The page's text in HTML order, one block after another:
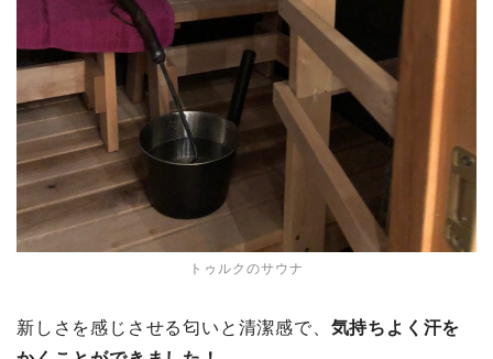
トゥルクのサウナ
新しさを感じさせる匂いと清潔感で、 気持ちよく汗を